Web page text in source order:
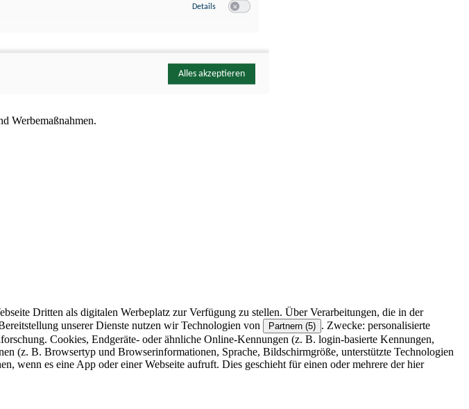
Werbemaßnahmen.
Dritten als digitalen Werbeplatz zur Verfügung zu stellen. Über Verarbeitungen, die in der
unserer Dienste nutzen wir Technologien von Partnern (5) . Zwecke: personalisierte
Cookies, Endgeräte- oder ähnliche Online-Kennungen (z. B. login-basierte Kennungen,
(z. B. Browsertyp und Browserinformationen, Sprache, Bildschirmgröße, unterstützte Technologien
wenn es eine App oder einer Webseite aufruft. Dies geschieht für einen oder mehrere der hier
Details zu YouTube
Alles akzeptieren